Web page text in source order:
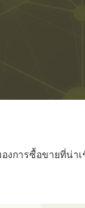
งการซื้อขายที่น่า